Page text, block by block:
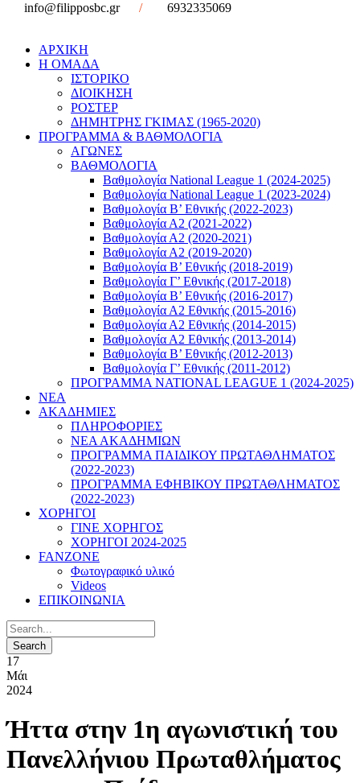
info@filipposbc.gr
/ 6932335069
ΑΡΧΙΚΗ
Η ΟΜΑΔΑ
ΙΣΤΟΡΙΚΟ
ΔΙΟΙΚΗΣΗ
ΡΟΣΤΕΡ
ΔΗΜΗΤΡΗΣ ΓΚΙΜΑΣ (1965-2020)
ΠΡΟΓΡΑΜΜΑ & ΒΑΘΜΟΛΟΓΙΑ
ΑΓΩΝΕΣ
ΒΑΘΜΟΛΟΓΙΑ
Βαθμολογία National League 1 (2024-2025)
Βαθμολογία National League 1 (2023-2024)
Βαθμολογία Β’ Εθνικής (2022-2023)
Βαθμολογία Α2 (2021-2022)
Βαθμολογία Α2 (2020-2021)
Βαθμολογία Α2 (2019-2020)
Βαθμολογία B’ Εθνικής (2018-2019)
Βαθμολογία Γ’ Εθνικής (2017-2018)
Βαθμολογία Β’ Εθνικής (2016-2017)
Βαθμολογία Α2 Εθνικής (2015-2016)
Βαθμολογία Α2 Εθνικής (2014-2015)
Βαθμολογία Α2 Εθνικής (2013-2014)
Βαθμολογία Β’ Εθνικής (2012-2013)
Βαθμολογία Γ’ Εθνικής (2011-2012)
ΠΡΟΓΡΑΜΜΑ NATIONAL LEAGUE 1 (2024-2025)
ΝΕΑ
ΑΚΑΔΗΜΙΕΣ
ΠΛΗΡΟΦΟΡΙΕΣ
ΝΕΑ ΑΚΑΔΗΜΙΩΝ
ΠΡΟΓΡΑΜΜΑ ΠΑΙΔΙΚΟΥ ΠΡΩΤΑΘΛΗΜΑΤΟΣ
(2022-2023)
ΠΡΟΓΡΑΜΜΑ ΕΦΗΒΙΚΟΥ ΠΡΩΤΑΘΛΗΜΑΤΟΣ
(2022-2023)
ΧΟΡΗΓΟΙ
ΓΙΝΕ ΧΟΡΗΓΟΣ
ΧΟΡΗΓΟΙ 2024-2025
FANZONE
Φωτογραφικό υλικό
Videos
ΕΠΙΚΟΙΝΩΝΙΑ
17
Μάι
2024
Ήττα στην 1η αγωνιστική του
Πανελλήνιου Πρωταθλήματος